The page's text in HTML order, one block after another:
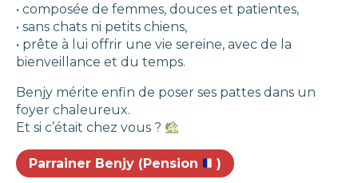
• composée de femmes, douces et patientes,
• sans chats ni petits chiens,
• prête à lui offrir une vie sereine, avec de la
bienveillance et du temps.
Benjy mérite enfin de poser ses pattes dans un
foyer chaleureux.
Et si c’était chez vous ?
Parrainer Benjy (Pension )